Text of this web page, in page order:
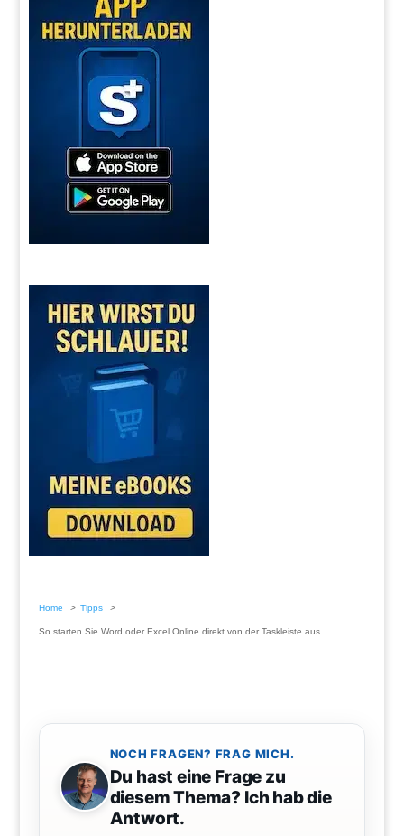
Home Tipps
So starten Sie Word oder Excel Online direkt von der Taskleiste aus
NOCH FRAGEN? FRAG MICH.
Du hast eine Frage zu
diesem Thema? Ich hab die
Antwort.